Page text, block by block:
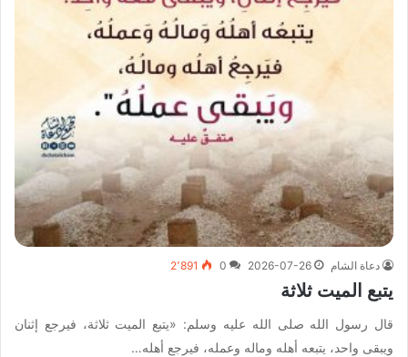
دعاة الشام 2026-07-26
0 2٬891
يتبع الميت ثلاثة
قال رسول الله صلى الله عليه وسلم: «يتبع الميت ثلاثة، فيرجع إثنان
ويبقى واحد، يتبعه أهله وماله وعمله، فيرجع أهله…